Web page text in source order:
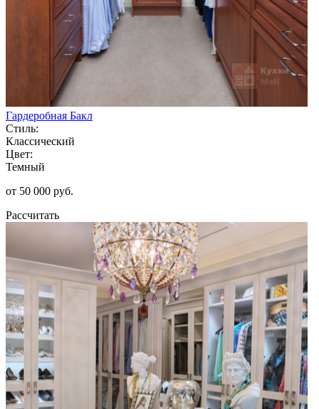
Гардеробная Бакл
Стиль:
Классический
Цвет:
Темный
от 50 000 руб.
Рассчитать